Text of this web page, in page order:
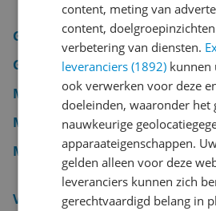
Gezichtssauna
Glucosemeter
Massageapparaat
Massagestoel
Medisch-gezondheid overig
Voetenbad
content, meting van
content,
verbetering van diensten.
leveranciers (1892) kunnen
ook verwerken voor deze
doeleinden, waaronder het
nauwkeurige
apparaateigenschappen.
gelden alleen voor deze
leveranciers kunnen zich
gerechtvaardigd belang in